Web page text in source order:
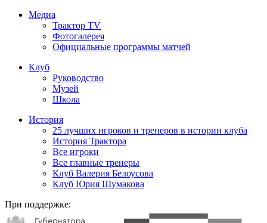
Медиа
Трактор TV
Фотогалерея
Официальные программы матчей
Клуб
Руководство
Музей
Школа
История
25 лучших игроков и тренеров в истории клуба
История Трактора
Все игроки
Все главные тренеры
Клуб Валерия Белоусова
Клуб Юрия Шумакова
При поддержке: